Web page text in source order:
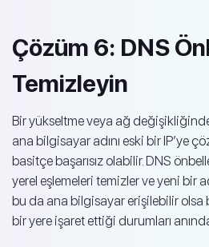
Çözüm 6: DNS
Temizleyin
Bir yükseltme veya ağ
ana bilgisayar adını eski bir IP’ye
basitçe başarısız olabilir. DNS
yerel eşlemeleri temizler ve yeni bir
bu da ana bilgisayar erişilebilir olsa
bir yere işaret ettiği durumları